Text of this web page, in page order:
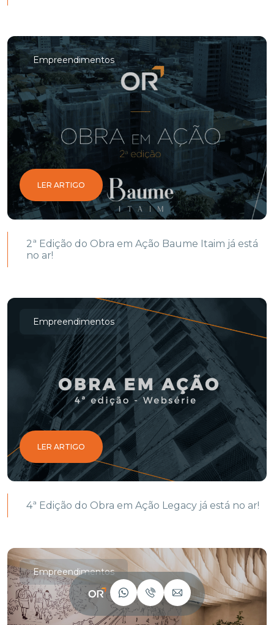
Empreendimentos
LER ARTIGO
2ª Edição do Obra em Ação Baume Itaim já está
no ar!
Empreendimentos
LER ARTIGO
4ª Edição do Obra em Ação Legacy já está no ar!
Empreendimentos